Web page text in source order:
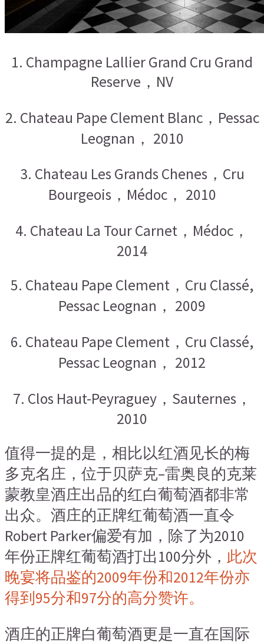
1. Champagne Lallier Grand Cru Grand
Reserve，NV
2. Chateau Pape Clement Blanc，Pessac
Leognan， 2010
3. Chateau Les Grands Chenes，Cru
Bourgeois，Médoc， 2010
4. Chateau La Tour Carnet，Médoc，
2014
5. Chateau Pape Clement，Cru Classé,
Pessac Leognan， 2009
6. Chateau Pape Clement，Cru Classé,
Pessac Leognan， 2012
7. Clos Haut-Peyraguey，Sauternes，
2010
值得一提的是 ， 相比以红酒见长的梅
多克名庄 ， 位于贝萨克–雷奥良的克莱
蒙教皇酒庄出品的红白葡萄酒都非常
出众。酒庄的正牌红葡萄酒一直令
Robert Parker偏爱有加 ， 除了为2010
年份正牌红葡萄酒打出100分外 ， 此次
晚宴将品鉴的2009年份和2012年份亦
得到95分和97分的高分赞许。
酒庄的正牌白葡萄酒更是一直在国际